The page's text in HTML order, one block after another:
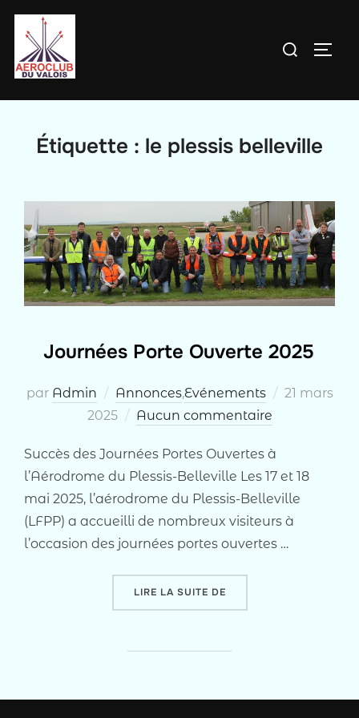
contenu
Rechercher :
Étiquette : le plessis belleville
Journées Porte Ouverte 2025
par Admin Annonces,Evénements
Publié
21 mars
2025
Aucun commentaire
Succès des Journées Portes Ouvertes à
l’Aérodrome du Plessis-Belleville Les 17 et 18
mai 2025, l’aérodrome du Plessis-Belleville
(LFPP) a accueilli de nombreux visiteurs à
l’occasion des journées portes ouvertes …
LIRE LA SUITE DE« JOURNÉES PORTE